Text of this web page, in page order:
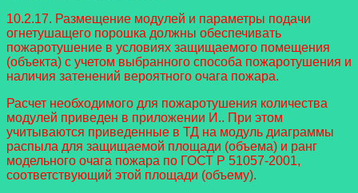
10.2.17. Размещение модулей и параметры подачи
огнетушащего порошка должны обеспечивать
пожаротушение в условиях защищаемого помещения
(объекта) с учетом выбранного способа пожаротушения и
наличия затенений вероятного очага пожара.
Расчет необходимого для пожаротушения количества
модулей приведен в приложении И.. При этом
учитываются приведенные в ТД на модуль диаграммы
распыла для защищаемой площади (объема) и ранг
модельного очага пожара по ГОСТ Р 51057-2001,
соответствующий этой площади (объему).